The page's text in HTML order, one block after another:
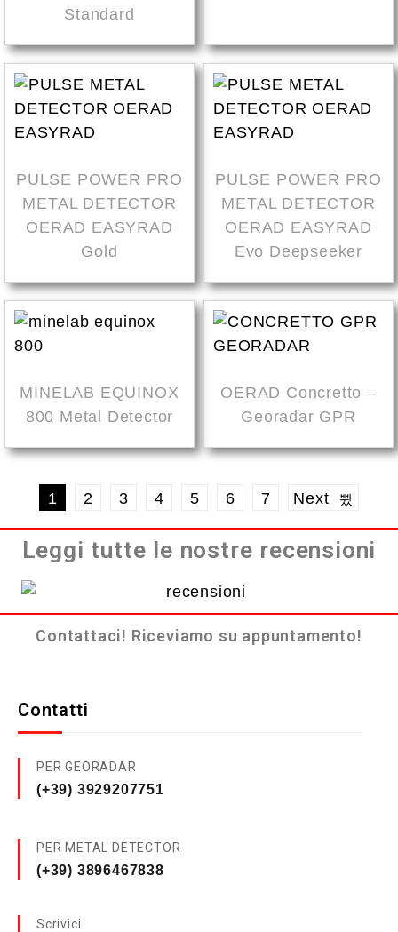
Standard
PULSE POWER PRO
METAL DETECTOR
OERAD EASYRAD
Gold
PULSE POWER PRO
METAL DETECTOR
OERAD EASYRAD
Evo Deepseeker
MINELAB EQUINOX
800 Metal Detector
OERAD Concretto –
Georadar GPR
1 2 3 4 5 6 7 Next
Leggi tutte le nostre recensioni
Contattaci! Riceviamo su appuntamento!
Contatti
PER GEORADAR
(+39) 3929207751
PER METAL DETECTOR
(+39) 3896467838
Scrivici